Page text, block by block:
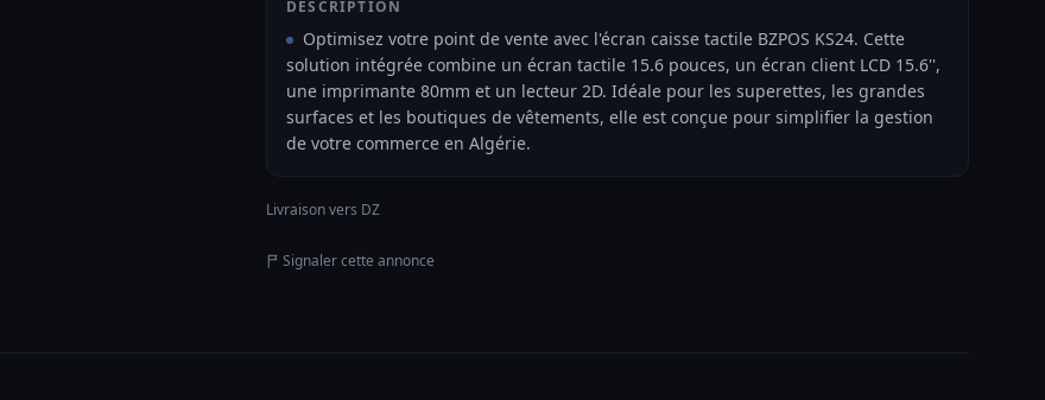
DESCRIPTION
Optimisez votre point de vente avec l'écran caisse tactile BZPOS KS24. Cette
solution intégrée combine un écran tactile 15.6 pouces, un écran client LCD 15.6'',
une imprimante 80mm et un lecteur 2D. Idéale pour les superettes, les grandes
surfaces et les boutiques de vêtements, elle est conçue pour simplifier la gestion
de votre commerce en Algérie.
Livraison vers DZ
Signaler cette annonce